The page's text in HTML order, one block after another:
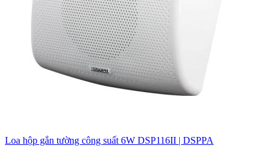
​Loa hộp gắn tường công suất 6W DSP116II | DSPPA